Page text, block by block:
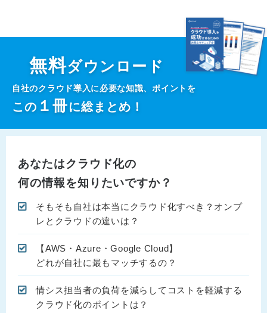
無料ダウンロード
自社のクラウド導入に必要な知識、ポイントを
この １冊に総まとめ！
あなたはクラウド化の
何の情報を知りたいですか？
そもそも自社は本当にクラウド化すべき？オンプ
レとクラウドの違いは？
【AWS・Azure・Google Cloud】
どれが自社に最もマッチするの？
情シス担当者の負荷を減らしてコストを軽減する
クラウド化のポイントは？